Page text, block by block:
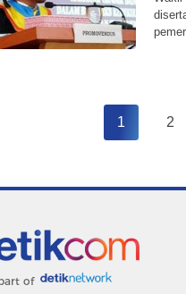
1 2
of